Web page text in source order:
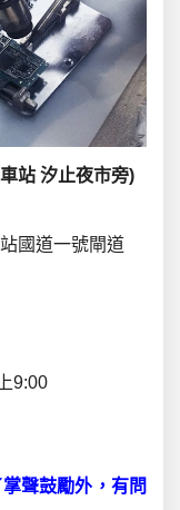
站 汐止夜市旁)
國道一號閘道
9:00
聲鼓勵外，有問